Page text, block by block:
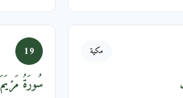
مكية 19
سُورَةُ مَرۡيَمَ